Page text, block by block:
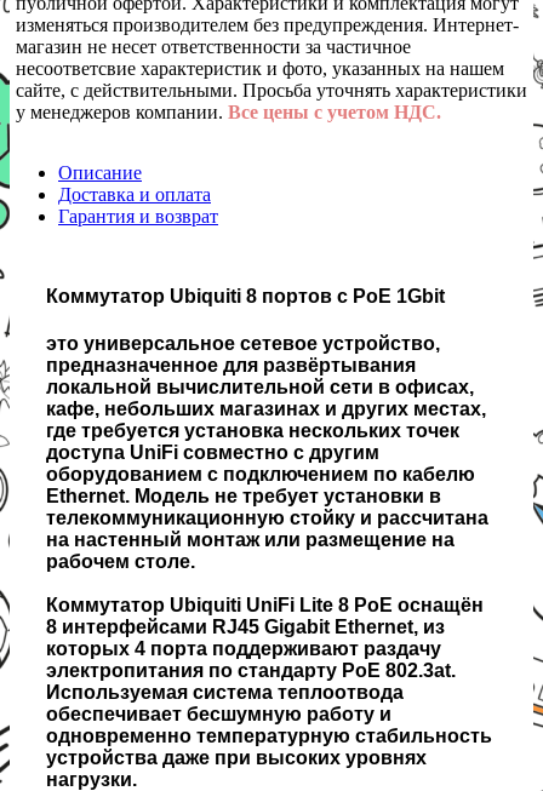
изменяться производителем без предупреждения. Интернет-
магазин не несет ответственности за частичное
несоответсвие характеристик и фото, указанных на нашем
сайте, с действительными. Просьба уточнять характеристики
у менеджеров компании. Все цены с учетом НДС.
Описание
Доставка и оплата
Гарантия и возврат
Коммутатор Ubiquiti 8 портов с PoE 1Gbit
это универсальное сетевое устройство,
предназначенное для развёртывания
локальной вычислительной сети в офисах,
кафе, небольших магазинах и других местах,
где требуется установка нескольких точек
доступа UniFi совместно с другим
оборудованием с подключением по кабелю
Ethernet. Модель не требует установки в
телекоммуникационную стойку и рассчитана
на настенный монтаж или размещение на
рабочем столе.
Коммутатор Ubiquiti UniFi Lite 8 PoE оснащён
8 интерфейсами RJ45 Gigabit Ethernet, из
которых 4 порта поддерживают раздачу
электропитания по стандарту PoE 802.3at.
Используемая система теплоотвода
обеспечивает бесшумную работу и
одновременно температурную стабильность
устройства даже при высоких уровнях
нагрузки.